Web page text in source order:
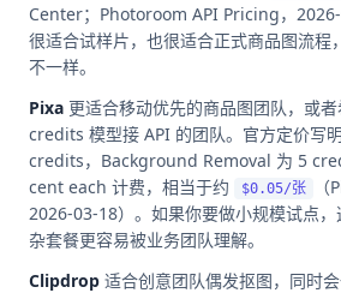
Center；Photoroom API Pricing，
很适合试样片，也很适合正式商品图流程
不一样。
Pixa 更适合移动优先的商品图团队，或
credits 模型接 API 的团队。官方定价写
credits，Background Removal 为 5
cent each 计费，相当于约
$0.05/张
2026-03-18）。如果你要做小规模试点
杂套餐更容易被业务团队理解。
Clipdrop 适合创意团队偶发抠图，同时